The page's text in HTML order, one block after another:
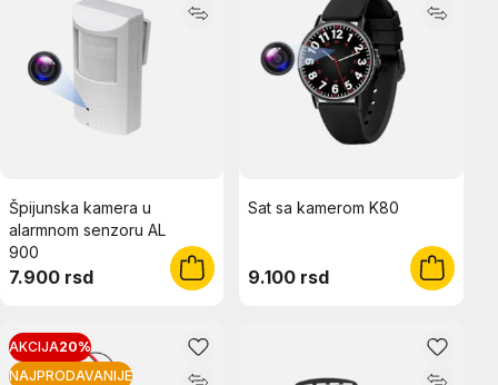
Špijunska kamera u
alarmnom senzoru AL
900
7.900 rsd
Sat sa kamerom K80
9.100 rsd
AKCIJA20%
NAJPRODAVANIJE